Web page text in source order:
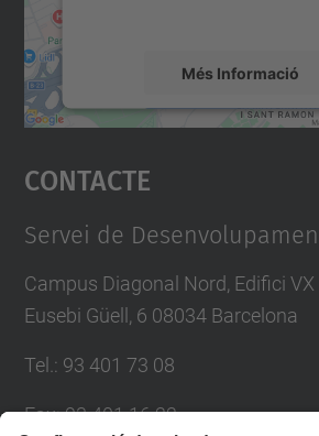
Més Informació
Accepta
powered by
Contacte
Servei de
Campus Diagonal Nord, Edifici VX
Eusebi Güell, 6 08034 Barcelona
Tel. : 93 401 73 08
Fax:93 401 16 22